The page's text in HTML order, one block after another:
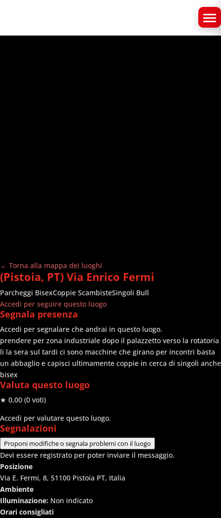
← Torna alla mappa dei luoghi
(Pistoia, PT) Via Enrico Fermi
Parcheggi BisexCoppie ScambisteSingoli Bull
Accedi per seguire questo luogo
Segnala presenza
Accedi per segnalare che andrai in questo luogo.
prendere per zona industriale dopo il palazzetto verso la rotatoria
li la sera sul tardi ci sono macchine che girano per incontri basta
un abbaglio e capisci ultimamente coppie in cerca di singoli anche
bisex
Valuta questo luogo
★ 0,00 (0 voti)
Accedi per valutare questo luogo.
Segnalazioni
Proponi modifiche o segnala problemi con il luogo
Devi essere registrato per poter inviare il messaggio.
Posizione
Via E. Fermi, 8, 51100 Pistoia PT, Italia
Ambiente
Illuminazione: Non indicato
Orari consigliati